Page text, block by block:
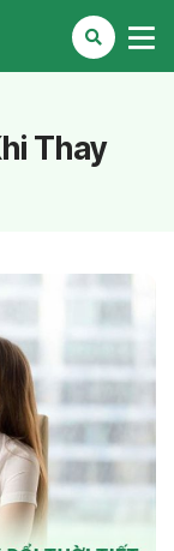
Thay